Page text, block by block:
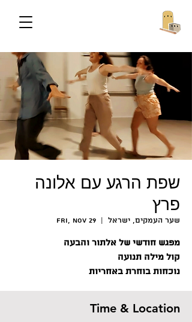
שפת הרגע עם אלונה
פרץ
Fri, Nov 29
  |
שער העמקים, ישראל
מפגש חודשי של אלתור והבעה
קול מילה תנועה
נוכחות בוחרת באחריות
Time & Location